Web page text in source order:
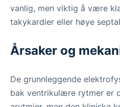
vanlig, men viktig å være
takykardier eller høye
Årsaker og
De grunnleggende
bak ventrikulære rytmer er